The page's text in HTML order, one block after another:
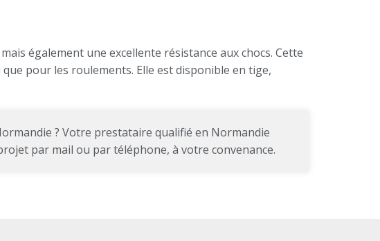
également une excellente résistance aux chocs. Cette
pour les roulements. Elle est disponible en tige,
? Votre prestataire qualifié en Normandie
par mail ou par téléphone, à votre convenance.